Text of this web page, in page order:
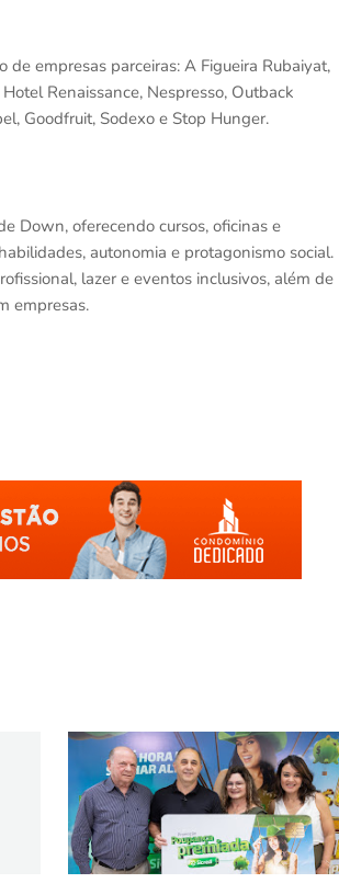
empresas parceiras: A Figueira Rubaiyat,
Renaissance, Nespresso, Outback
Goodfruit, Sodexo e Stop Hunger.
Down, oferecendo cursos, oficinas e
autonomia e protagonismo social.
lazer e eventos inclusivos, além de
empresas.